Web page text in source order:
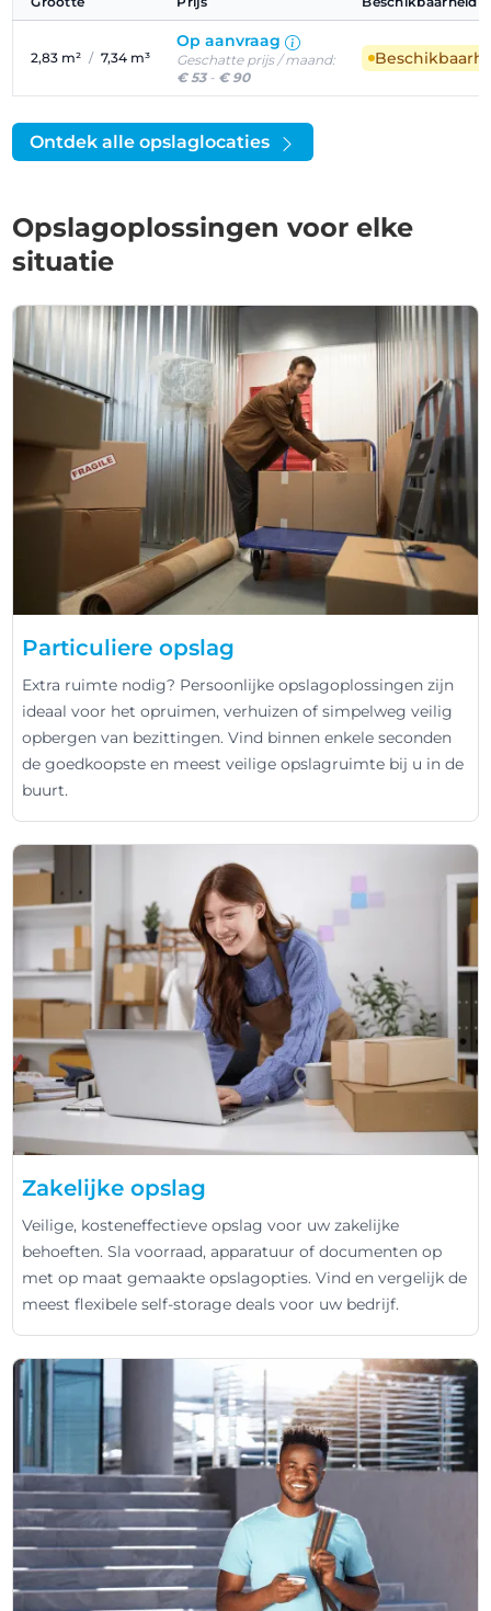
2,83 m² / 7,34 m³
Op aanvraag
Geschatte prijs / maand:
€ 53- € 90
Ontdek alle opslaglocaties
Opslagoplossingen voor elke
situatie
Particuliere opslag
Extra ruimte nodig? Persoonlijke opslagoplossingen zijn
ideaal voor het opruimen, verhuizen of simpelweg veilig
opbergen van bezittingen. Vind binnen enkele seconden
de goedkoopste en meest veilige opslagruimte bij u in de
buurt.
Zakelijke opslag
Veilige, kosteneffectieve opslag voor uw zakelijke
behoeften. Sla voorraad, apparatuur of documenten op
met op maat gemaakte opslagopties. Vind en vergelijk de
meest flexibele self-storage deals voor uw bedrijf.